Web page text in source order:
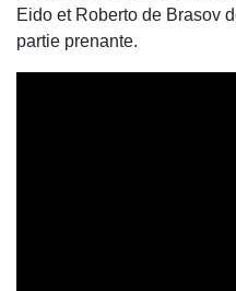
Eido et Roberto de Brasov
partie prenante.